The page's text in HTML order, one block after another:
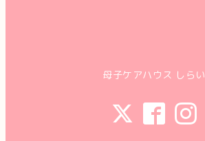
母子ケアハウス しらい